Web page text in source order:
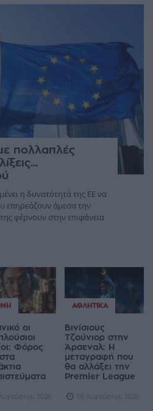
πολλαπλές
η δυνατότητά της ΕΕ να
επηρεάζουν άμεσα την
φέρνουν στην επιφάνεια
οι
Φόρος
Αυγούστου 2026
ΑΘΛΗΤΙΚΆ
Βινίσιους
Τζούνιορ στην
Άρσεναλ: Η
μεταγραφή που
θα αλλάξει την
Premier League
05 Αυγούστου 2026